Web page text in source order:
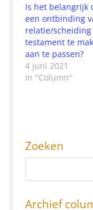
Is het belangrijk
een ontbinding
relatie/scheiding
testament te
aan te passen?
4 juni 2021
In "Column"
Zoeken
Archief